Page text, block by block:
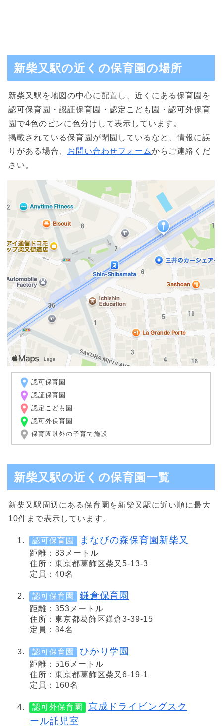
新柴又駅の近くの保育園の場所
新柴又駅を地図の中心に配置し、近くにある保育園を
認可保育園・認証保育園・認定こども園・認可外保育
園で4色のピンに色分けして表示しています。
掲載されている保育園が閉園しているなど、情報に誤
りがある場合、 お問い合わせフォームからご連絡くだ
さい。
認可保育園
認証保育園
認定こども園
認可外保育園
保育園以外の子育て施設
新柴又駅の近くの保育園一覧
新柴又駅周辺にある保育園を新柴又駅に近い順に最大
10件まで表示しています。
認可保育園 まなびの森保育園新柴又
距離：83メートル
住所：東京都葛飾区柴又5-13-3
定員：40名
認可保育園 鎌倉保育園
距離：353メートル
住所：東京都葛飾区鎌倉3-39-15
定員：84名
認可保育園 ひかり学園
距離：516メートル
住所：東京都葛飾区柴又6-19-1
定員：160名
認可外保育園
京成ドライビングスク
ール託児室